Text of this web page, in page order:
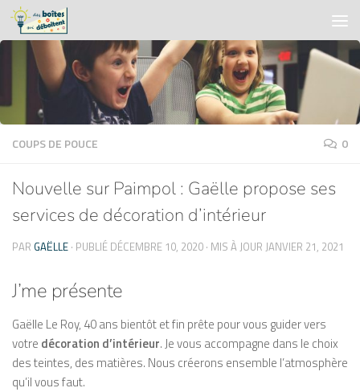
Skip to content
COUPS DE POUCE 0
Nouvelle sur Paimpol : Gaëlle propose ses
services de décoration d’intérieur
PAR GAËLLE · PUBLIÉ DÉCEMBRE 10, 2020 · MIS À JOUR JANVIER 21, 2021
J’me présente
Gaëlle Le Roy, 40 ans bientôt et fin prête pour vous guider vers
votre décoration d’intérieur. Je vous accompagne dans le choix
des teintes, des matières. Nous créerons ensemble l’atmosphère
qu’il vous faut.